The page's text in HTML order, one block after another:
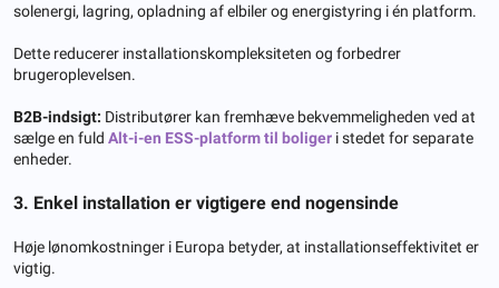
solenergi, lagring, opladning af elbiler og energistyring i én platform.
Dette reducerer installationskompleksiteten og forbedrer
brugeroplevelsen.
B2B-indsigt: Distributører kan fremhæve bekvemmeligheden ved at
sælge en fuld Alt-i-en ESS-platform til boliger i stedet for separate
enheder.
3. Enkel installation er vigtigere end nogensinde
Høje lønomkostninger i Europa betyder, at installationseffektivitet er
vigtig.